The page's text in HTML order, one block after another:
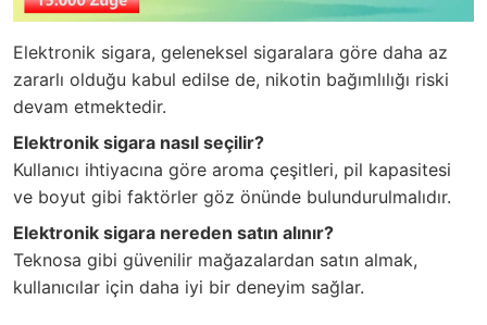
Elektronik sigara, geleneksel sigaralara göre daha az
zararlı olduğu kabul edilse de, nikotin bağımlılığı riski
devam etmektedir.
Elektronik sigara nasıl seçilir?
Kullanıcı ihtiyacına göre aroma çeşitleri, pil kapasitesi
ve boyut gibi faktörler göz önünde bulundurulmalıdır.
Elektronik sigara nereden satın alınır?
Teknosa gibi güvenilir mağazalardan satın almak,
kullanıcılar için daha iyi bir deneyim sağlar.